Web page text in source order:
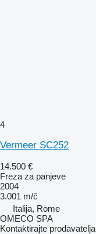
4
Vermeer SC252
14.500 €
Freza za panjeve
2004
3.001 m/č
Italija, Rome
OMECO SPA
Kontaktirajte prodavatelja